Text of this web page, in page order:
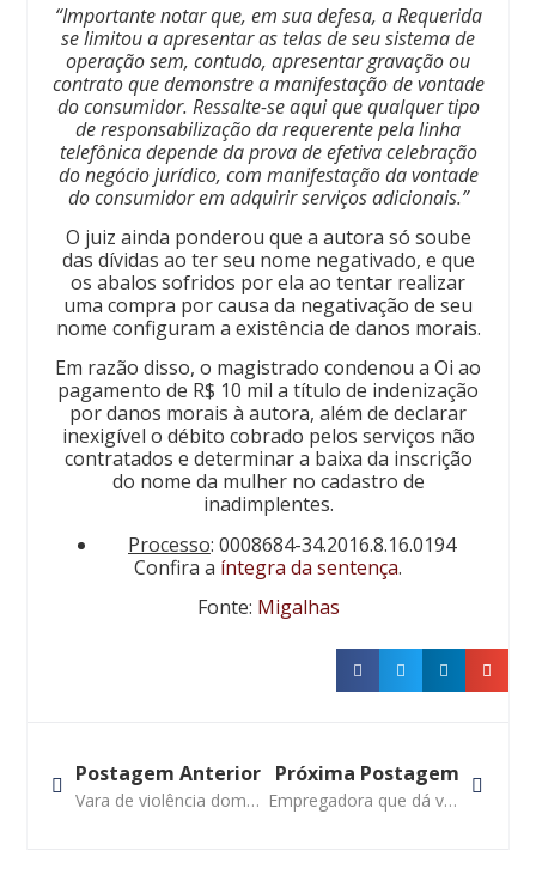
“Importante notar que, em sua defesa, a Requerida
se limitou a apresentar as telas de seu sistema de
operação sem, contudo, apresentar gravação ou
contrato que demonstre a manifestação de vontade
do consumidor. Ressalte-se aqui que qualquer tipo
de responsabilização da requerente pela linha
telefônica depende da prova de efetiva celebração
do negócio jurídico, com manifestação da vontade
do consumidor em adquirir serviços adicionais.”
O juiz ainda ponderou que a autora só soube
das dívidas ao ter seu nome negativado, e que
os abalos sofridos por ela ao tentar realizar
uma compra por causa da negativação de seu
nome configuram a existência de danos morais.
Em razão disso, o magistrado condenou a Oi ao
pagamento de R$ 10 mil a título de indenização
por danos morais à autora, além de declarar
inexigível o débito cobrado pelos serviços não
contratados e determinar a baixa da inscrição
do nome da mulher no cadastro de
inadimplentes.
Processo: 0008684-34.2016.8.16.0194
Confira a íntegra da sentença.
Fonte: Migalhas
Postagem Anterior
Vara de violência doméstica pode autorizar ida de mãe e filho ao exterior, diz STJ
Próxima Postagem
Empregadora que dá viagem de cortesia deve indenizar se ocorrer acidente